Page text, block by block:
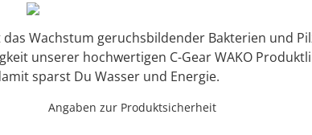
Wachstum geruchsbildender Bakterien und
unserer hochwertigen C-Gear WAKO
sparst Du Wasser und Energie.
Angaben zur Produktsicherheit